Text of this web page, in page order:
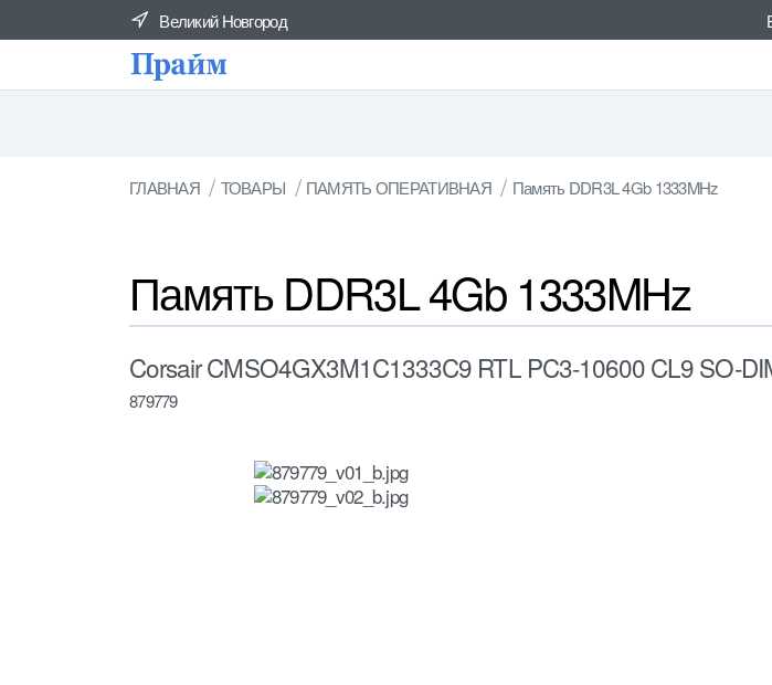
Великий Новгород
ГЛАВНАЯ ТОВАРЫ ПАМЯТЬ ОПЕРАТИВНАЯ Память DDR3L 4Gb 1333MHz
Память DDR3L 4Gb 1333MHz
Corsair CMSO4GX3M1C1333C9 RTL PC3-10600 CL9 SO-
879779